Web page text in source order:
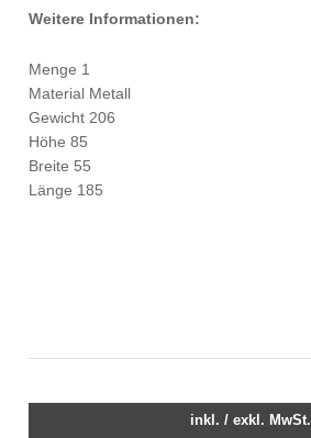
Weitere Informationen:
Menge 1
Material Metall
Gewicht 206
Höhe 85
Breite 55
Länge 185
inkl. / exkl. MwSt.